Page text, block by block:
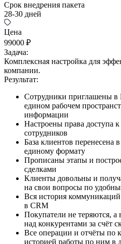
Срок внедрения пакета
28-30 дней
Цена
99000 ₽
Задача:
Комплексная настройка для
компании.
Результат:
Сотрудники приглашены в
едином рабочем
информации
Настроены права доступа
сотрудников
База клиентов перенесена
единому формату
Прописаны этапы и
сделками
Клиенты довольны и
на свои вопросы по
Вся история коммуникаций
в CRM
Покупатели не теряются,
над конкурентами за счёт
Все операции и отчёты по
историей работы по ним в